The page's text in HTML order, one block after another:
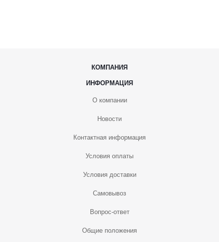
КОМПАНИЯ
ИНФОРМАЦИЯ
О компании
Новости
Контактная информация
Условия оплаты
Условия доставки
Самовывоз
Вопрос-ответ
Общие положения